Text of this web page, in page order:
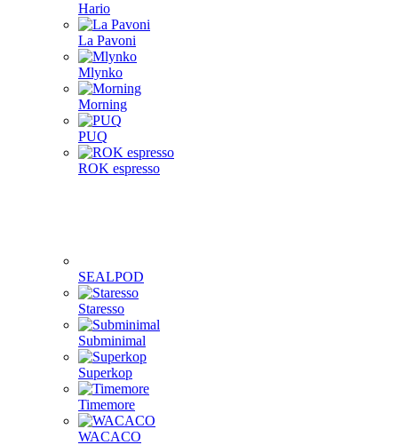
Hario
La Pavoni
Mlynko
Morning
PUQ
ROK espresso
SEALPOD
Staresso
Subminimal
Superkop
Timemore
WACACO